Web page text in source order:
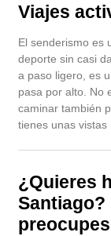
Viajes
El senderismo es
deporte sin casi
a paso ligero, es
pasa por alto. No
caminar también
tienes unas
¿Quieres
Santiago?